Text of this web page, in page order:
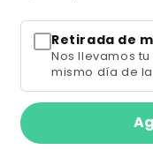
Retirada de
Nos llevamos
mismo día de